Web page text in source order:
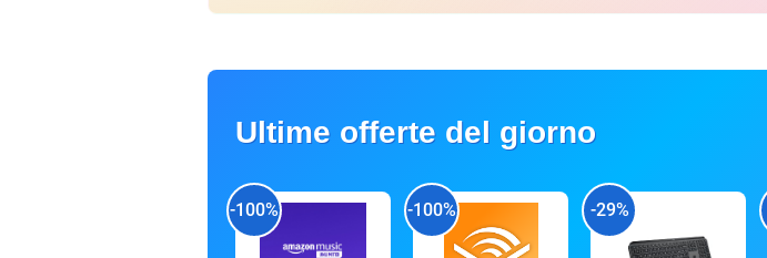
Ultime offerte del giorno
-100% -100% -29%